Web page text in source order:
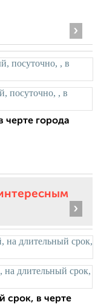
›
города
›
срок, в черте